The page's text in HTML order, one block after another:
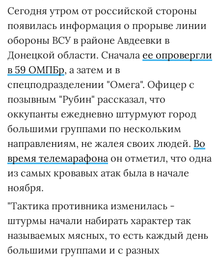
Сегодня утром от российской стороны
появилась информация о прорыве линии
обороны ВСУ в районе Авдеевки в
Донецкой области. Сначала ее опровергли
в 59 ОМПБр, а затем и в
спецподразделении "Омега". Офицер с
позывным "Рубин" рассказал, что
оккупанты ежедневно штурмуют город
большими группами по нескольким
направлениям, не жалея своих людей. Во
время телемарафона он отметил, что одна
из самых кровавых атак была в начале
ноября.
"Тактика противника изменилась -
штурмы начали набирать характер так
называемых мясных, то есть каждый день
большими группами и с разных